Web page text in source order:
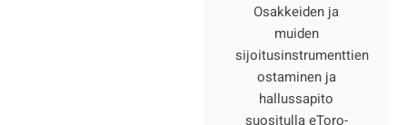
Osakkeiden ja
muiden
sijoitusinstrumenttien
ostaminen ja
hallussapito
suositulla eToro-